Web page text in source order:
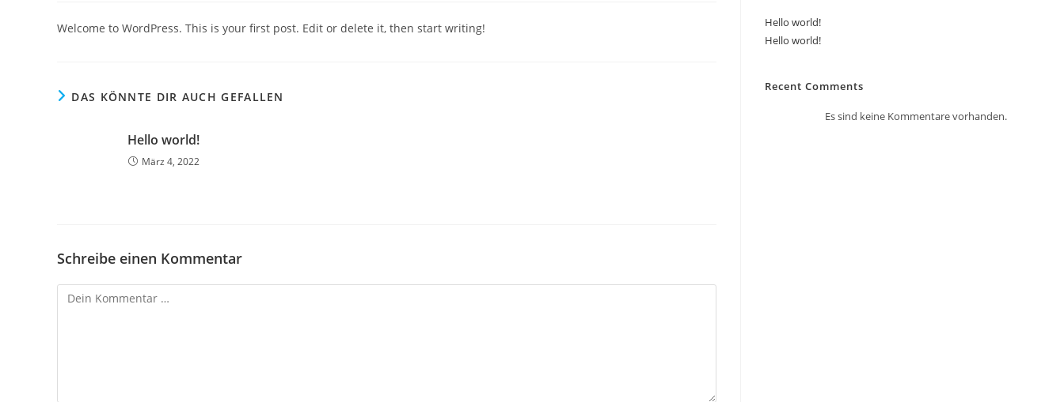
Welcome to WordPress. This is your first post. Edit or delete it, then start writing!
DAS KÖNNTE DIR AUCH GEFALLEN
Hello world!
März 4, 2022
Schreibe einen Kommentar
Kommentar
Hello world!
Hello world!
Recent Comments
Es sind keine Kommentare vorhanden.